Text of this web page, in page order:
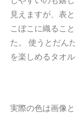
見えますが、表
こぼこに織るこ
た。 使うとだん
を楽しめるタオル
実際の色は画像